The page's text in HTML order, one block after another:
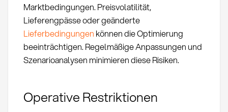
Marktbedingungen. Preisvolatilität,
Lieferengpässe oder geänderte
Lieferbedingungen können die Optimierung
beeinträchtigen. Regelmäßige Anpassungen und
Szenarioanalysen minimieren diese Risiken.
Operative Restriktionen